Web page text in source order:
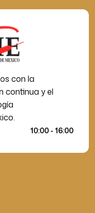
con la
continua y el
10:00 - 16:00